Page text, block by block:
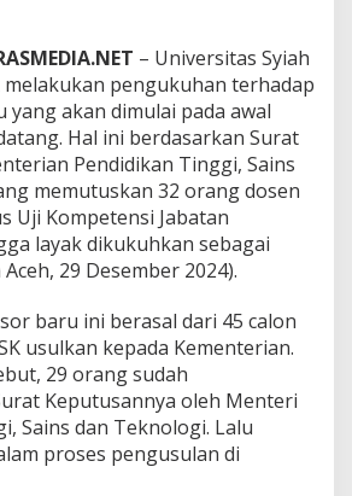
– Universitas Syiah
pengukuhan terhadap
yang akan dimulai pada awal
Hal ini berdasarkan Surat
Pendidikan Tinggi, Sains
memutuskan 32 orang dosen
Uji Kompetensi Jabatan
layak dikukuhkan sebagai
29 Desember 2024).
baru ini berasal dari 45 calon
usulkan kepada Kementerian.
29 orang sudah
Keputusannya oleh Menteri
Sains dan Teknologi. Lalu
proses pengusulan di